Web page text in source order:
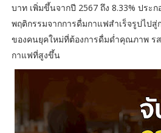
บาท เพิ่มขึ้นจากปี 2567 ถึง 8.33% ประ
พฤติกรรมจากการดื่มกาแฟสำเร็จรูปไป
ของคนยุคใหม่ที่ต้องการดื่มด่ำคุณภาพ ร
กาแฟที่สูงขึ้น